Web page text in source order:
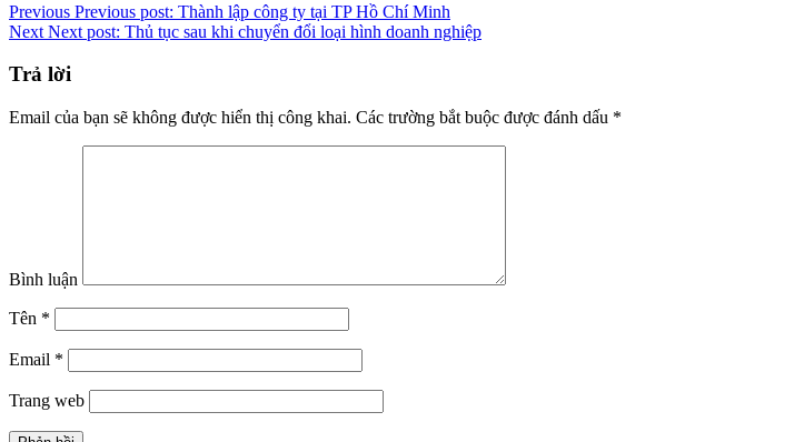
Previous Previous post: Thành lập công ty tại TP Hồ Chí Minh
Next Next post: Thủ tục sau khi chuyển đổi loại hình doanh nghiệp
Trả lời
Email của bạn sẽ không được hiển thị công khai. Các trường bắt buộc được đánh dấu *
Bình luận
Tên *
Email *
Trang web